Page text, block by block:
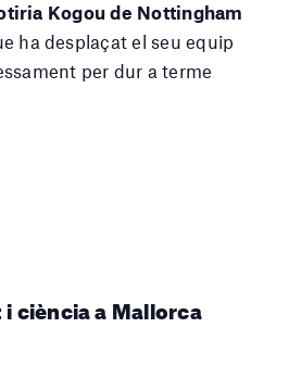
Kogou de Nottingham
ha desplaçat el seu equip
per dur a terme
i ciència a Mallorca